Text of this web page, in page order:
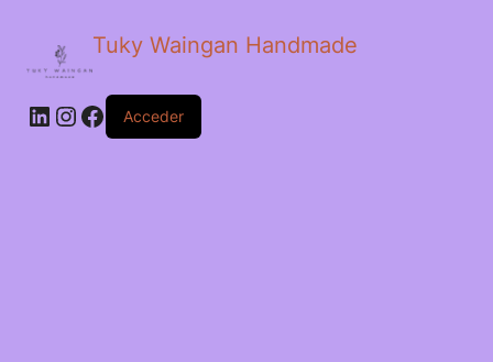
Tuky Waingan Handmade
LinkedIn
Instagram
Facebook
Acceder